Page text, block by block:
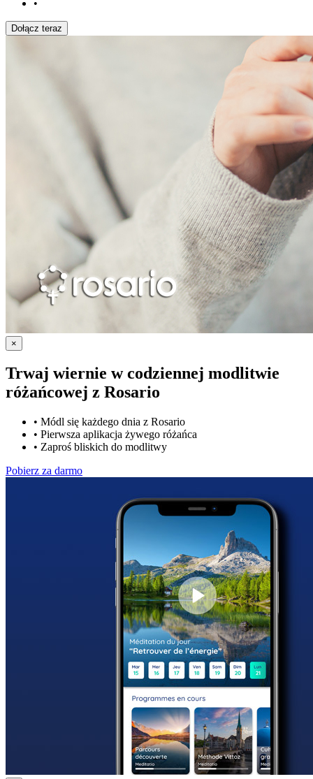
•
Dołącz teraz
×
Trwaj wiernie w codziennej modlitwie
różańcowej z Rosario
• Módl się każdego dnia z Rosario
• Pierwsza aplikacja żywego różańca
• Zaproś bliskich do modlitwy
Pobierz za darmo